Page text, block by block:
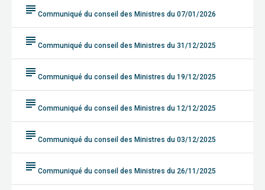
subject Communiqué du conseil des Ministres du 07/01/2026
subject Communiqué du conseil des Ministres du 31/12/2025
subject Communiqué du conseil des Ministres du 19/12/2025
subject Communiqué du conseil des Ministres du 12/12/2025
subject Communiqué du conseil des Ministres du 03/12/2025
subject Communiqué du conseil des Ministres du 26/11/2025